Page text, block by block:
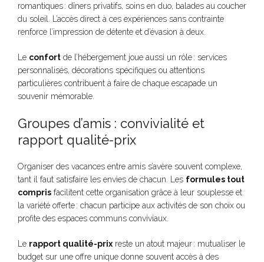
romantiques : dîners privatifs, soins en duo, balades au coucher
du soleil. L’accès direct à ces expériences sans contrainte
renforce l’impression de détente et d’évasion à deux.
Le confort de l’hébergement joue aussi un rôle : services
personnalisés, décorations spécifiques ou attentions
particulières contribuent à faire de chaque escapade un
souvenir mémorable.
Groupes d’amis : convivialité et
rapport qualité-prix
Organiser des vacances entre amis s’avère souvent complexe,
tant il faut satisfaire les envies de chacun. Les formules tout
compris facilitent cette organisation grâce à leur souplesse et
la variété offerte : chacun participe aux activités de son choix ou
profite des espaces communs conviviaux.
Le rapport qualité-prix reste un atout majeur : mutualiser le
budget sur une offre unique donne souvent accès à des